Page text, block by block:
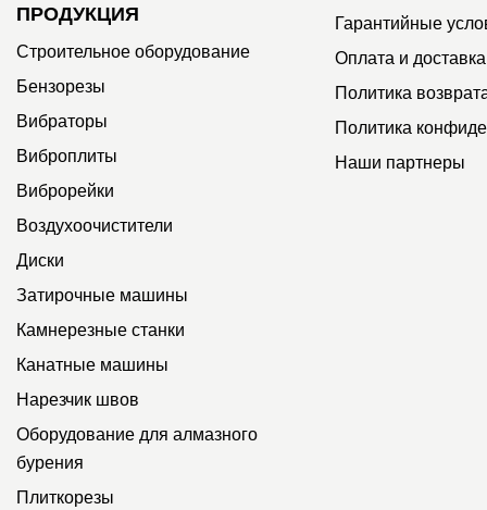
ПРОДУКЦИЯ
Строительное оборудование
Бензорезы
Вибраторы
Виброплиты
Виброрейки
Воздухоочистители
Диски
Затирочные машины
Камнерезные станки
Канатные машины
Нарезчик швов
Оборудование для алмазного
бурения
Плиткорезы
Гарантийные
Оплата и доставка
Политика
Политика
Наши партнеры